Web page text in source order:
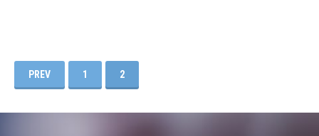
PREV 1 2